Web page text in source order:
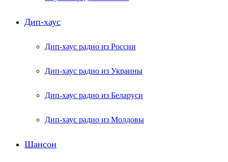
Дип-хаус
Дип-хаус радио из России
Дип-хаус радио из Украины
Дип-хаус радио из Беларуси
Дип-хаус радио из Молдовы
Шансон